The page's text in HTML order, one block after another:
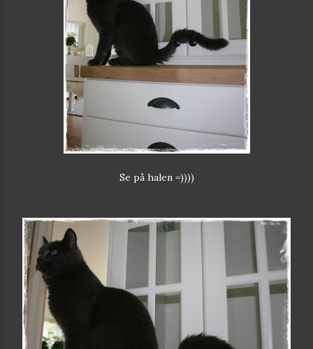
Se på halen =))))